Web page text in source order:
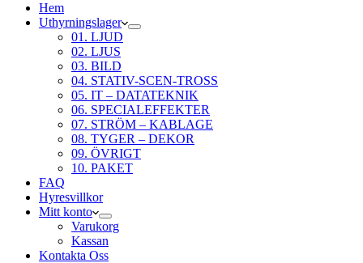
Hem
Uthyrningslager
01. LJUD
02. LJUS
03. BILD
04. STATIV-SCEN-TROSS
05. IT – DATATEKNIK
06. SPECIALEFFEKTER
07. STRÖM – KABLAGE
08. TYGER – DEKOR
09. ÖVRIGT
10. PAKET
FAQ
Hyresvillkor
Mitt konto
Varukorg
Kassan
Kontakta Oss